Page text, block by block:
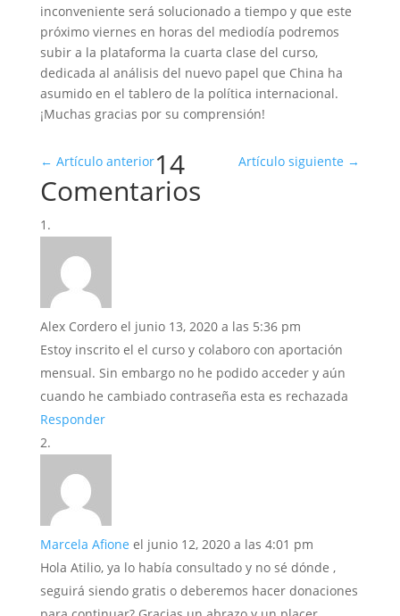
inconveniente será solucionado a tiempo y que este
próximo viernes en horas del mediodía podremos
subir a la plataforma la cuarta clase del curso,
dedicada al análisis del nuevo papel que China ha
asumido en el tablero de la política internacional.
¡Muchas gracias por su comprensión!
← Artículo anterior Artículo siguiente →
14
Comentarios
Alex Cordero el junio 13, 2020 a las 5:36 pm
Estoy inscrito el el curso y colaboro con aportación
mensual. Sin embargo no he podido acceder y aún
cuando he cambiado contraseña esta es rechazada
Responder
Marcela Afione el junio 12, 2020 a las 4:01 pm
Hola Atilio, ya lo había consultado y no sé dónde ,
seguirá siendo gratis o deberemos hacer donaciones